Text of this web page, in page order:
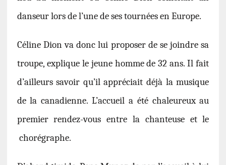
danseur lors de l’une de ses tournées en Europe.
Céline Dion va donc lui proposer de se joindre sa
troupe, explique le jeune homme de 32 ans. Il fait
d’ailleurs savoir qu’il appréciait déjà la musique
de la canadienne. L’accueil a été chaleureux au
premier rendez-vous entre la chanteuse et le
chorégraphe.